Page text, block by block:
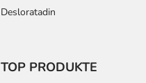
Desloratadin
TOP PRODUKTE